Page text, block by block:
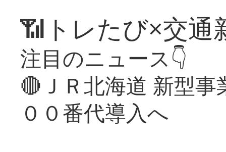
📶トレたび×交通
注目のニュース👇
🔴ＪＲ北海道 新型
００番代導入へ